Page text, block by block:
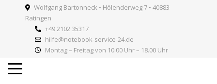
Wolfgang Bartonneck • Hölenderweg 7 • 40883
Ratingen
+49 2102 35317
hilfe@notebook-service-24.de
Montag – Freitag von 10.00 Uhr – 18.00 Uhr